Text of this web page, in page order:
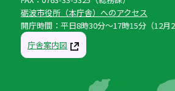
砺波市役所（本庁舎）へのアクセス
開庁時間：平日8時30分〜17時15分（12月
庁舎案内図